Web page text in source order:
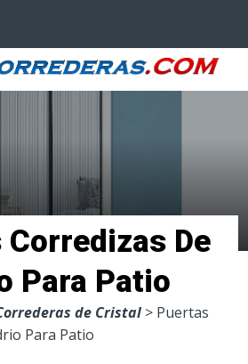
De
Para Patio
de Cristal> Puertas
Para Patio